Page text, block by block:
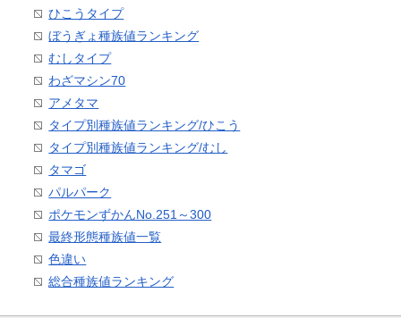
ひこうタイプ
ぼうぎょ種族値ランキング
むしタイプ
わざマシン70
アメタマ
タイプ別種族値ランキング/ひこう
タイプ別種族値ランキング/むし
タマゴ
パルパーク
ポケモンずかんNo.251～300
最終形態種族値一覧
色違い
総合種族値ランキング